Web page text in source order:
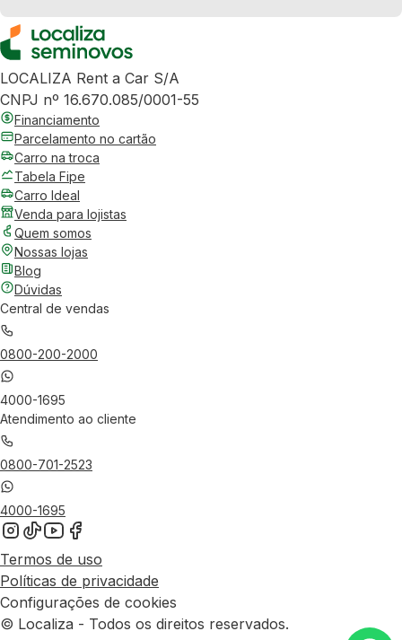
LOCALIZA Rent a Car S/A
CNPJ nº 16.670.085/0001-55
Financiamento
Parcelamento no cartão
Carro na troca
Tabela Fipe
Carro Ideal
Venda para lojistas
Quem somos
Nossas lojas
Blog
Dúvidas
Central de vendas
0800-200-2000
4000-1695
Atendimento ao cliente
0800-701-2523
4000-1695
Termos de uso
Políticas de privacidade
Configurações de cookies
© Localiza - Todos os direitos reservados.